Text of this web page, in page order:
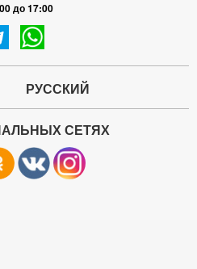
до 17:00
РУССКИЙ
СЕТЯХ